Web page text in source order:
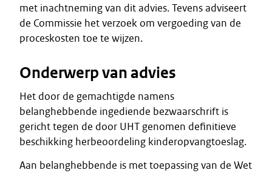
met inachtneming van dit advies. Tevens adviseert
de Commissie het verzoek om vergoeding van de
proceskosten toe te wijzen.
Onderwerp van advies
Het door de gemachtigde namens
belanghebbende ingediende bezwaarschrift is
gericht tegen de door UHT genomen definitieve
beschikking herbeoordeling kinderopvangtoeslag.
Aan belanghebbende is met toepassing van de Wet